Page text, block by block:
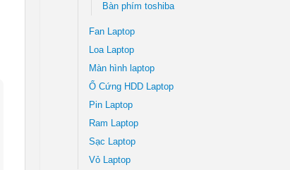
Bàn phím toshiba
Fan Laptop
Loa Laptop
Màn hình laptop
Ổ Cứng HDD Laptop
Pin Laptop
Ram Laptop
Sạc Laptop
Vỏ Laptop